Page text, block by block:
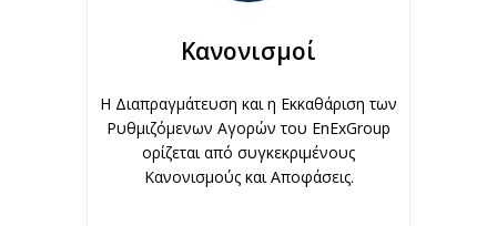
Κανονισμοί
Η Διαπραγμάτευση και η Εκκαθάριση των
Ρυθμιζόμενων Αγορών του EnExGroup
ορίζεται από συγκεκριμένους
Κανονισμούς και Αποφάσεις.